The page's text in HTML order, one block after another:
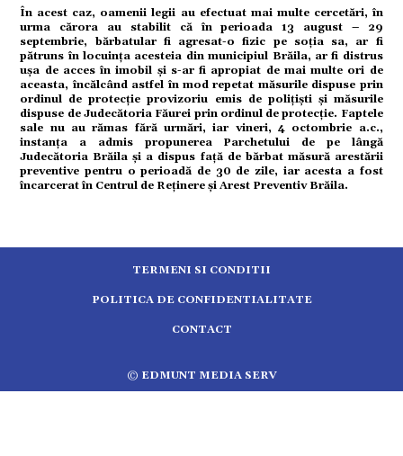
În acest caz, oamenii legii au efectuat mai multe cercetări, în
urma cărora au stabilit că în perioada 13 august – 29
septembrie, bărbatular fi agresat-o fizic pe soția sa, ar fi
pătruns în locuința acesteia din municipiul Brăila, ar fi distrus
ușa de acces în imobil și s-ar fi apropiat de mai multe ori de
aceasta, încălcând astfel în mod repetat măsurile dispuse prin
ordinul de protecție provizoriu emis de polițiști și măsurile
dispuse de Judecătoria Făurei prin ordinul de protecție. Faptele
sale nu au rămas fără urmări, iar vineri, 4 octombrie a.c.,
instanța a admis propunerea Parchetului de pe lângă
Judecătoria Brăila și a dispus față de bărbat măsură arestării
preventive pentru o perioadă de 30 de zile, iar acesta a fost
încarcerat în Centrul de Reținere și Arest Preventiv Brăila.
TERMENI SI CONDITII
POLITICA DE CONFIDENTIALITATE
CONTACT
© EDMUNT MEDIA SERV